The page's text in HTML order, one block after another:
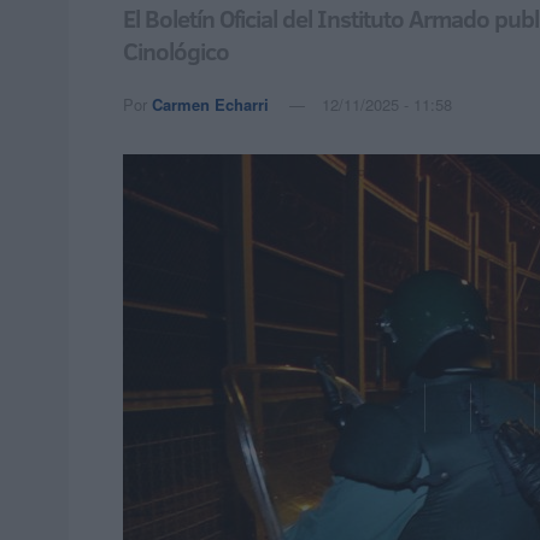
El Boletín Oficial del Instituto Armado
Cinológico
Por Carmen Echarri 12/11/2025 - 11:58